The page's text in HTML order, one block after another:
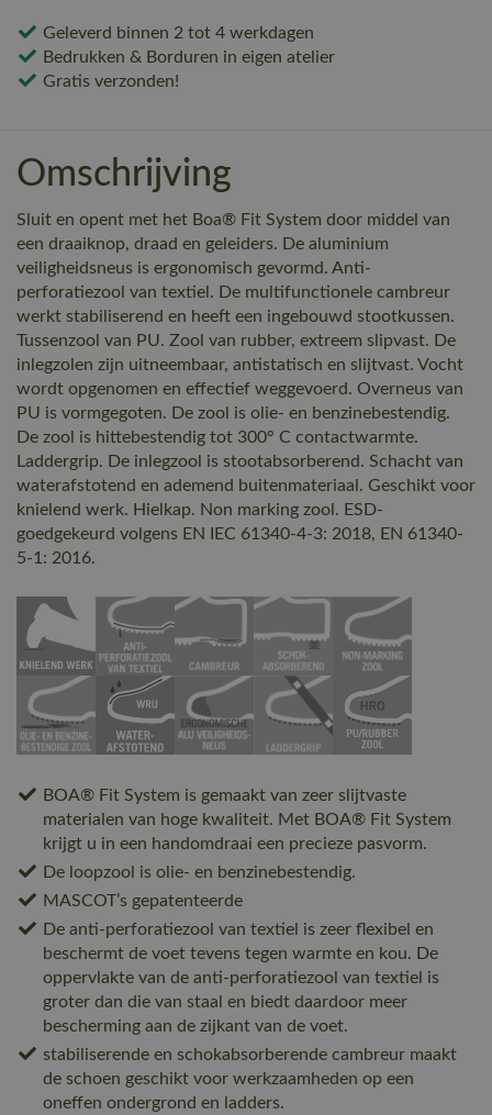
Geleverd binnen 2 tot 4 werkdagen
Bedrukken & Borduren in eigen atelier
Gratis verzonden!
Omschrijving
Sluit en opent met het Boa® Fit System door middel van
een draaiknop, draad en geleiders. De aluminium
veiligheidsneus is ergonomisch gevormd. Anti-
perforatiezool van textiel. De multifunctionele cambreur
werkt stabiliserend en heeft een ingebouwd stootkussen.
Tussenzool van PU. Zool van rubber, extreem slipvast. De
inlegzolen zijn uitneembaar, antistatisch en slijtvast. Vocht
wordt opgenomen en effectief weggevoerd. Overneus van
PU is vormgegoten. De zool is olie- en benzinebestendig.
De zool is hittebestendig tot 300° C contactwarmte.
Laddergrip. De inlegzool is stootabsorberend. Schacht van
waterafstotend en ademend buitenmateriaal. Geschikt voor
knielend werk. Hielkap. Non marking zool. ESD-
goedgekeurd volgens EN IEC 61340-4-3: 2018, EN 61340-
5-1: 2016.
BOA® Fit System is gemaakt van zeer slijtvaste
materialen van hoge kwaliteit. Met BOA® Fit System
krijgt u in een handomdraai een precieze pasvorm.
De loopzool is olie- en benzinebestendig.
MASCOT’s gepatenteerde
De anti-perforatiezool van textiel is zeer flexibel en
beschermt de voet tevens tegen warmte en kou. De
oppervlakte van de anti-perforatiezool van textiel is
groter dan die van staal en biedt daardoor meer
bescherming aan de zijkant van de voet.
stabiliserende en schokabsorberende cambreur maakt
de schoen geschikt voor werkzaamheden op een
oneffen ondergrond en ladders.